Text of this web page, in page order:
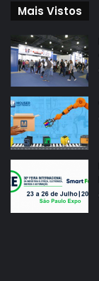
Mais Vistos